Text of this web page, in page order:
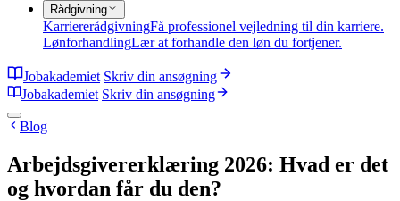
Rådgivning
KarriererådgivningFå professionel vejledning til din karriere.
LønforhandlingLær at forhandle den løn du fortjener.
Jobakademiet Skriv din ansøgning
Jobakademiet Skriv din ansøgning
Blog
Arbejdsgivererklæring 2026: Hvad er det
og hvordan får du den?